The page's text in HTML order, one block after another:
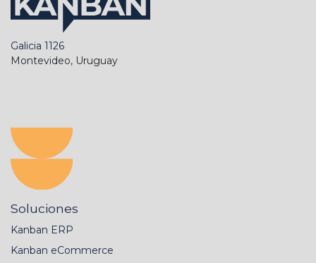
Galicia 1126
Montevideo, Uruguay
Soluciones
Kanban ERP
Kanban eCommerce